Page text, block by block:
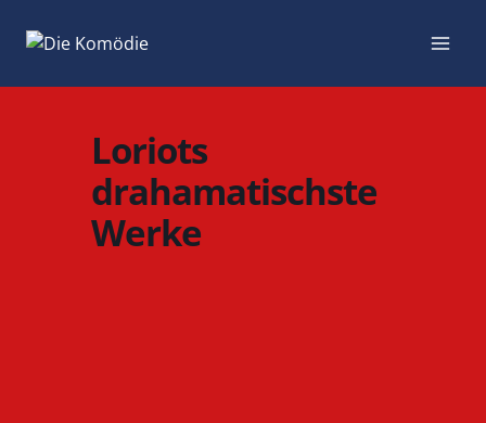
Inhalt
Loriots
drahamatischste
Werke